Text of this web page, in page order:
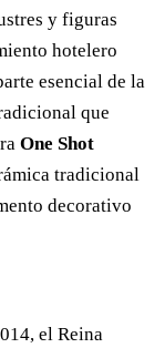
y figuras
hotelero
esencial de la
que
One Shot
tradicional
decorativo
el Reina